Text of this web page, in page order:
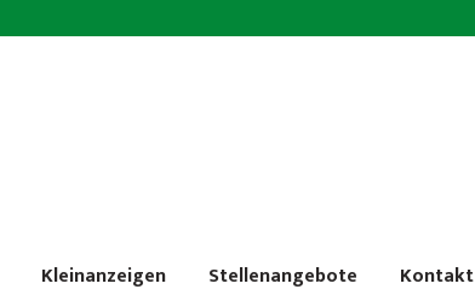
Kleinanzeigen Stellenangebote Kontakt